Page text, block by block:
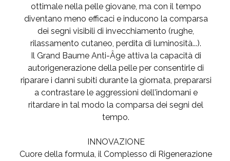
ottimale nella pelle giovane, ma con il tempo
diventano meno efficaci e inducono la comparsa
dei segni visibili di invecchiamento (rughe,
rilassamento cutaneo, perdita di luminosità...).
Il Grand Baume Anti-Âge attiva la capacità di
autorigenerazione della pelle per consentirle di
riparare i danni subiti durante la giornata, prepararsi
a contrastare le aggressioni dell'indomani e
ritardare in tal modo la comparsa dei segni del
tempo.
INNOVAZIONE
Cuore della formula, il Complesso di Rigenerazione